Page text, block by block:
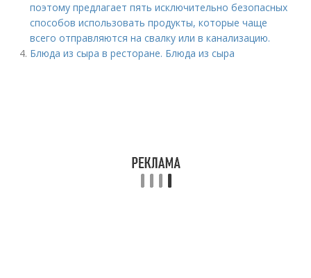
поэтому предлагает пять исключительно безопасных
способов использовать продукты, которые чаще
всего отправляются на свалку или в канализацию.
Блюда из сыра в ресторане. Блюда из сыра